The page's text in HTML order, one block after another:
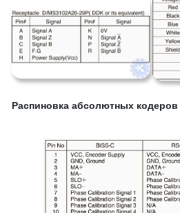
Распиновка абсолютных кодеров